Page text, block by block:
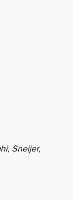
Sneijer,